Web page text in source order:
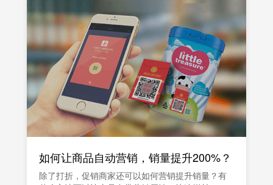
如何让商品自动营销，销量提升200%？
除了打折，促销商家还可以如何营销提升销量？有